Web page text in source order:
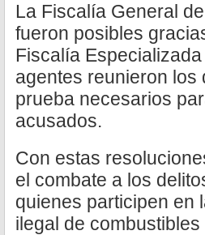
La Fiscalía General
fueron posibles
Fiscalía
agentes reunieron los
prueba necesarios
acusados.
Con estas
el combate a los
quienes participen en
ilegal de